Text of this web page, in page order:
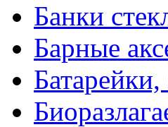
Банки
Барные